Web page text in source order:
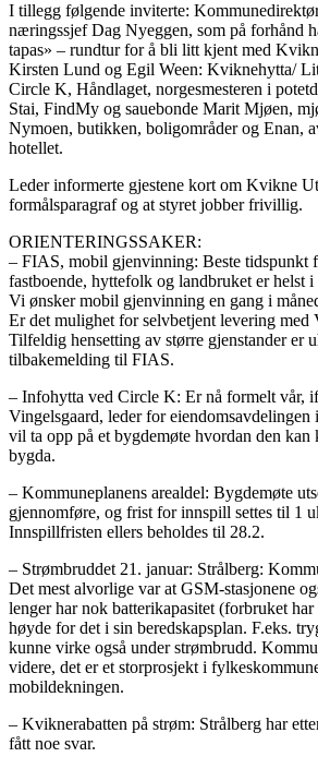
I tillegg følgende inviterte:
næringssjef Dag Nyeggen, som på forhånd
tapas» – rundtur for å bli litt kjent med
Kirsten Lund og Egil Ween: Kviknehytta/
Circle K, Håndlaget, norgesmesteren i
Stai, FindMy og sauebonde Marit Mjøen,
Nymoen, butikken, boligområder og Enan,
hotellet.
Leder informerte gjestene kort om Kvikne
formålsparagraf og at styret jobber frivillig.
ORIENTERINGSSAKER:
– FIAS, mobil gjenvinning: Beste tidspunkt
fastboende, hyttefolk og landbruket er helst
Vi ønsker mobil gjenvinning en gang i
Er det mulighet for selvbetjent levering med
Tilfeldig hensetting av større gjenstander er
tilbakemelding til FIAS.
– Infohytta ved Circle K: Er nå formelt vår,
Vingelsgaard, leder for
vil ta opp på et bygdemøte hvordan den
bygda.
– Kommuneplanens arealdel: Bygdemøte
gjennomføre, og frist for innspill settes til 1
Innspillfristen ellers beholdes til 28.2.
– Strømbruddet 21. januar: Strålberg:
Det mest alvorlige var at GSM-stasjonene
lenger har nok batterikapasitet (forbruket
høyde for det i sin beredskapsplan. F.eks.
kunne virke også under strømbrudd.
videre, det er et storprosjekt i
mobildekningen.
– Kviknerabatten på strøm: Strålberg har
fått noe svar.